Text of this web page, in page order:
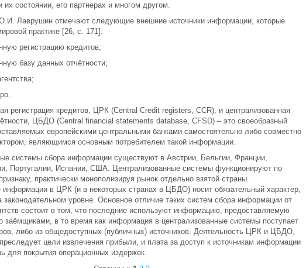
их состоянии, его партнерах и многом другом.
Лаврушин отмечают следующие внешние источники информации, которые
практике [26, с. 171]:
регистрацию кредитов;
базу данных отчётности;
регистрация кредитов, ЦРК (Central Credit registers, CCR), и централизованная
ЦБДО (Central financial statements database, CFSD) – это своеобразный
европейскими центральными банками самостоятельно либо совместно
являющимся основным потребителем такой информации.
системы сбора информации существуют в Австрии, Бельгии, Франции,
Португалии, Испании, США. Централизованные системы функционируют по
практически монополизируя рынок отдельно взятой страны.
информации в ЦРК (и в некоторых странах в ЦБДО) носит обязательный характер,
законодательном уровне. Основное отличие таких систем сбора информации от
состоит в том, что последние используют информацию, предоставляемую
заёмщиками, в то время как информация в централизованные системы поступает
либо из общедоступных (публичных) источников. Деятельность ЦРК и ЦБДО,
цели извлечения прибыли, и плата за доступ к источникам информации
для покрытия операционных издержек.